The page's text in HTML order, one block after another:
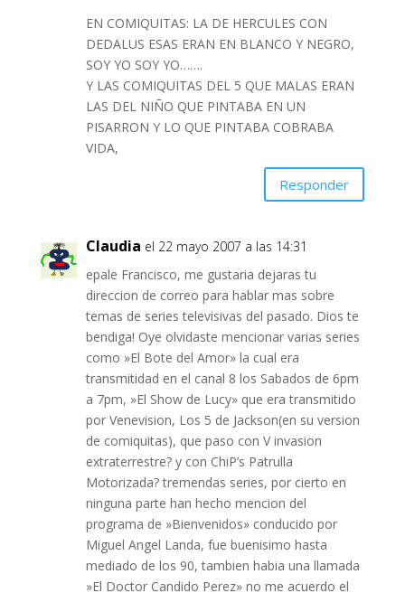
EN COMIQUITAS: LA DE HERCULES CON
DEDALUS ESAS ERAN EN BLANCO Y NEGRO,
SOY YO SOY YO…….
Y LAS COMIQUITAS DEL 5 QUE MALAS ERAN
LAS DEL NIÑO QUE PINTABA EN UN
PISARRON Y LO QUE PINTABA COBRABA
VIDA,
Responder
Claudia el 22 mayo 2007 a las 14:31
epale Francisco, me gustaria dejaras tu
direccion de correo para hablar mas sobre
temas de series televisivas del pasado. Dios te
bendiga! Oye olvidaste mencionar varias series
como »El Bote del Amor» la cual era
transmitidad en el canal 8 los Sabados de 6pm
a 7pm, »El Show de Lucy» que era transmitido
por Venevision, Los 5 de Jackson(en su version
de comiquitas), que paso con V invasion
extraterrestre? y con ChiP’s Patrulla
Motorizada? tremendas series, por cierto en
ninguna parte han hecho mencion del
programa de »Bienvenidos» conducido por
Miguel Angel Landa, fue buenisimo hasta
mediado de los 90, tambien habia una llamada
»El Doctor Candido Perez» no me acuerdo el